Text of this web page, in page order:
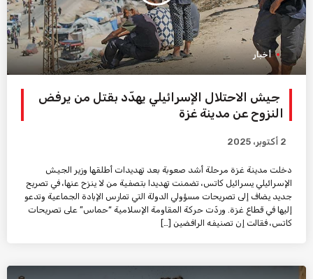
أخبار
جيش الاحتلال الإسرائيلي يهدّد بقتل من يرفض
النزوح عن مدينة غزة
2 أكتوبر، 2025
دخلت مدينة غزة مرحلة أشد صعوبة بعد تهديدات أطلقها وزير الجيش
الإسرائيلي يسرائيل كاتس، تضمنت تهديدا بتصفية من لا ينزح عنها، في تصريح
جديد يضاف إلى تصريحات مسؤولي الدولة التي تمارس الإبادة الجماعية وتدعو
إليها في قطاع غزة. وردّت حركة المقاومة الإسلامية “حماس” على تصريحات
كاتس، فقالت إن تصنيفه الرافضين […]